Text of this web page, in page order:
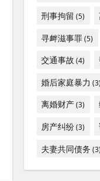
刑事拘留 (5)
寻衅滋事罪(5)
交通事故 (4)
婚后家庭暴力 (3)
离婚财产(3)
房产纠纷(3)
夫妻共同债务 (3)